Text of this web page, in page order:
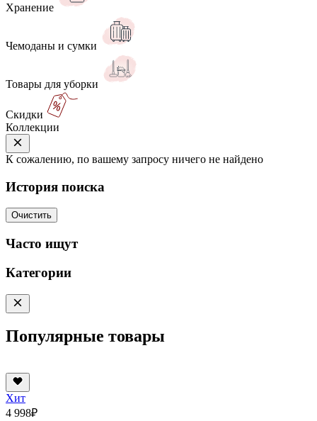
Хранение
Чемоданы и сумки
Товары для уборки
Скидки
Коллекции
К сожалению, по вашему запросу ничего не найдено
История поиска
Очистить
Часто ищут
Категории
Популярные товары
Хит
4 998₽